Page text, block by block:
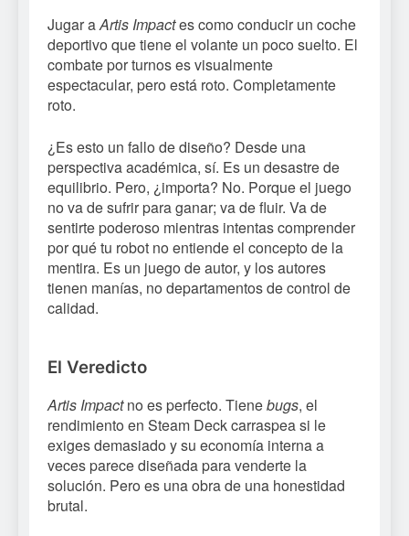
Jugar aArtis Impactes como conducir un coche
deportivo que tiene el volante un poco suelto. El
combate por turnos es visualmente
espectacular, pero está roto. Completamente
roto.
¿Es esto un fallo de diseño? Desde una
perspectiva académica, sí. Es un desastre de
equilibrio. Pero, ¿importa? No. Porque el juego
no va de sufrir para ganar; va de fluir. Va de
sentirte poderoso mientras intentas comprender
por qué tu robot no entiende el concepto de la
mentira. Es un juego de autor, y los autores
tienen manías, no departamentos de control de
calidad.
El Veredicto
Artis Impactno es perfecto. Tienebugs, el
rendimiento en Steam Deck carraspea si le
exiges demasiado y su economía interna a
veces parece diseñada para venderte la
solución. Pero es una obra de una honestidad
brutal.